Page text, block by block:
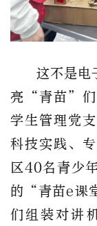
这不是电
亮“青苗”们
学生管理党
科技实践、
区40名青少
的“青苗e课
们组装对讲